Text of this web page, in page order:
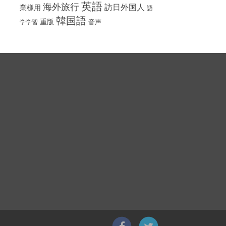
業様用 海外旅行英語訪日外国人 語
学学習 重版 韓国語 音声